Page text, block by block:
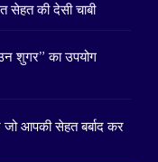
सेहत की देसी चाबी
शुगर” का उपयोग
आपकी सेहत बर्बाद कर